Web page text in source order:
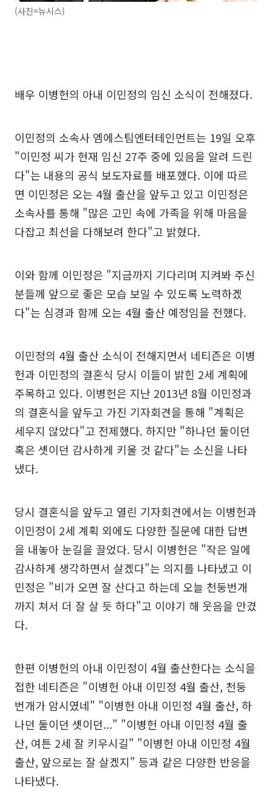
(사진=뉴시스)
배우 이병헌의 아내 이민정의 임신 소식이 전해졌다.
이민정의 소속사 엠에스팀엔터테인먼트는 19일 오후
"이민정 씨가 현재 임신 27주 중에 있음을 알려 드린
다"는 내용의 공식 보도자료를 배포했다. 이에 따르
면 이민정은 오는 4월 출산을 앞두고 있고 이민정은
소속사를 통해 "많은 고민 속에 가족을 위해 마음을
다잡고 최선을 다해보려 한다"고 밝혔다.
이와 함께 이민정은 "지금까지 기다리며 지켜봐 주신
분들께 앞으로 좋은 모습 보일 수 있도록 노력하겠
다"는 심경과 함께 오는 4월 출산 예정임을 전했다.
이민정의 4월 출산 소식이 전해지면서 네티즌은 이병
헌과 이민정의 결혼식 당시 이들이 밝힌 2세 계획에
주목하고 있다. 이병헌은 지난 2013년 8월 이민정과
의 결혼식을 앞두고 가진 기자회견을 통해 "계획은
세우지 않았다"고 전제했다. 하지만 "하나던 둘이던
혹은 셋이던 감사하게 키울 것 같다"는 소신을 나타
냈다.
당시 결혼식을 앞두고 열린 기자회견에서는 이병헌과
이민정이 2세 계획 외에도 다양한 질문에 대한 답변
을 내놓아 눈길을 끌었다. 당시 이병헌은 "작은 일에
감사하게 생각하면서 살겠다"는 의지를 나타냈고 이
민정은 "비가 오면 잘 산다고 하는데 오늘 천둥번개
까지 쳐서 더 잘 살 듯 하다"고 이야기 해 웃음을 안겼
다.
한편 이병헌의 아내 이민정이 4월 출산한다는 소식을
접한 네티즌은 "이병헌 아내 이민정 4월 출산, 천둥
번개가 암시였네" "이병헌 아내 이민정 4월 출산, 하
나던 둘이던 셋이던..." "이병헌 아내 이민정 4월 출
산, 여튼 2세 잘 키우시길" "이병헌 아내 이민정 4월
출산, 앞으로는 잘 살겠지" 등과 같은 다양한 반응을
나타냈다.